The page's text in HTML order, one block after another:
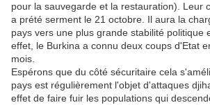
pour la sauvegarde et la restauration).
Leur
a prété serment le 21 octobre. Il aura la
pays vers une plus grande stabilité politique
effet, le Burkina a connu deux coups d'Etat
mois.
Espérons que du côté sécuritaire cela
pays est régulièrement l'objet d'attaques
effet de faire fuir les populations qui